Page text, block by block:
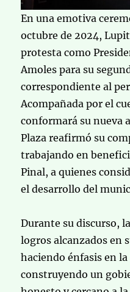
En una emotiva
octubre de 2024,
protesta como
Amoles para su
correspondiente al
Acompañada por el
conformará su nueva
Plaza reafirmó su
trabajando en
Pinal, a quienes
el desarrollo del
Durante su discurso,
logros alcanzados en
haciendo énfasis en
construyendo un